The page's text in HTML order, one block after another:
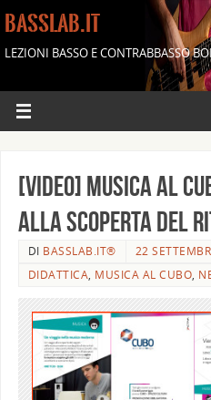
BASSLAB.IT
LEZIONI BASSO E CONTRABBASSO
[Video] Musica al
alla scoperta del
DI BASSLAB.IT®
22
DIDATTICA, MUSICA AL CUBO,